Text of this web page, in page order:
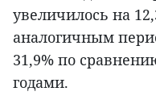
увеличилось на
аналогичным
31,9% по
годами.